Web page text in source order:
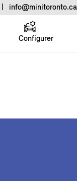
info@minitoronto.ca
Configurer